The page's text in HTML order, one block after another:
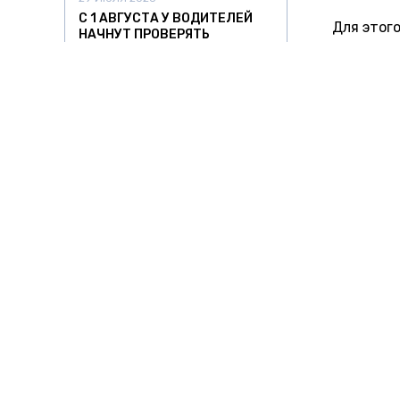
С 1 АВГУСТА У ВОДИТЕЛЕЙ
НАЧНУТ ПРОВЕРЯТЬ
Для